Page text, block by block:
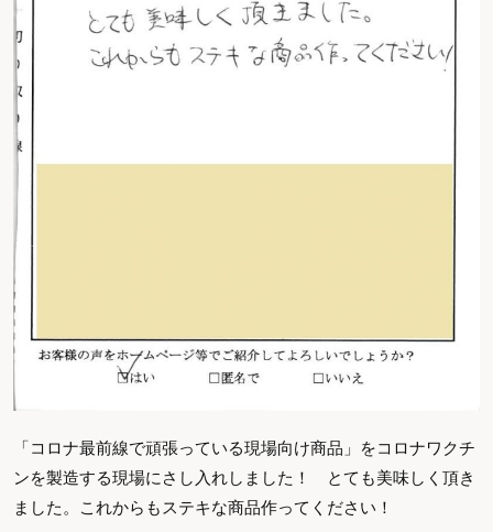
「コロナ最前線で頑張っている現場向け商品」をコロナワクチ
ンを製造する現場にさし入れしました！ とても美味しく頂き
ました。これからもステキな商品作ってください！